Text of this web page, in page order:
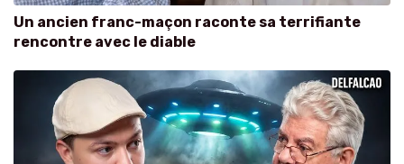
Un ancien franc-maçon raconte sa terrifiante
rencontre avec le diable